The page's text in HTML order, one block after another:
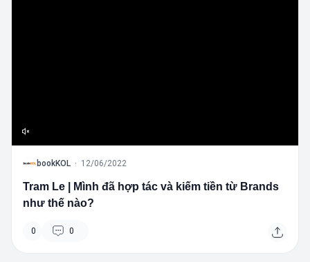
B bookKOL · 12/06/2022
Tram Le | Mình đã hợp tác và kiếm tiền từ Brands
như thế nào?
0 0